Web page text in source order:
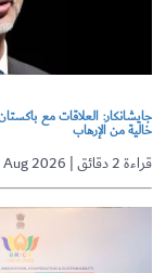
جايشانكار: العلاقات مع
خالية من الإرهاب
07 Aug 2026 | قراءة 2 دقائق